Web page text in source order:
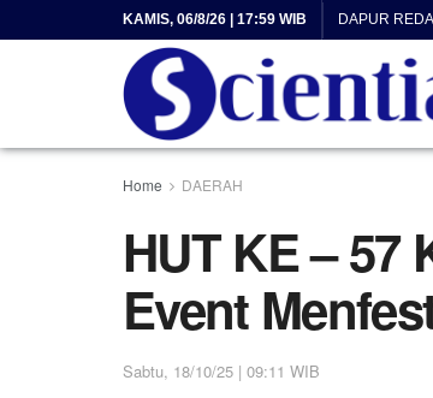
KAMIS, 06/8/26 | 17:59 WIB DAPUR
Home DAERAH
HUT KE – 57
Event
Sabtu, 18/10/25 | 09:11 WIB